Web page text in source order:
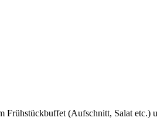
(Aufschnitt, Salat etc.)